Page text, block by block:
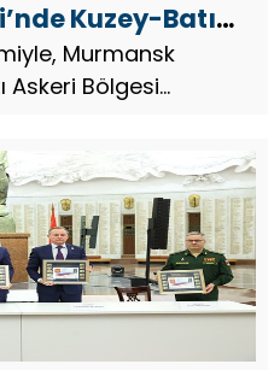
Kuzey-Batı
yazan
Murmansk
Askeri Bölgesi